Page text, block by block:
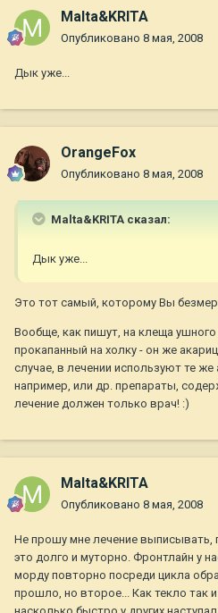
Malta&KRITA
Опубликовано 8 мая, 2008
Дык уже...
OrangeFox
Опубликовано 8 мая, 2008
Malta&KRITA сказал:
Дык уже...
Это тот самый, которому Вы
Вообще, как пишут, на клеща
прокапанный на холку - он же
случае, в лечении используют те
например, или др. препараты,
лечение должен только врач! :)
Malta&KRITA
Опубликовано 8 мая, 2008
Не прошу мне лечение выписывать,
это долго и муторно. Фронтлайн у
морду повторно посреди цикла
прошло, но второе... Как текло так и